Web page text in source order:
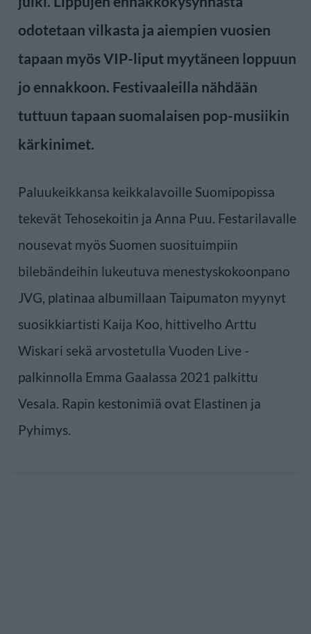
odotetaan vilkasta ja aiempien vuosien
tapaan myös VIP-liput myytäneen loppuun
jo ennakkoon. Festivaaleilla nähdään
tuttuun tapaan suomalaisen pop-musiikin
kärkinimet.
Paluukeikkansa keikkalavoille Suomipopissa
tekevät Tehosekoitin ja Anna Puu. Festarilavalle
nousevat myös Suomen suosituimpiin
bilebändeihin lukeutuva menestyskokoonpano
JVG, platinaa albumillaan Taipumaton myynyt
suosikkiartisti Kaija Koo, hittivelho Arttu
Wiskari sekä arvostetulla Vuoden Live -
palkinnolla Emma Gaalassa 2021 palkittu
Vesala. Rapin kestonimiä ovat Elastinen ja
Pyhimys.